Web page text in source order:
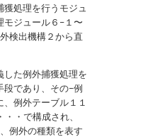
処理を行うモジュ
モジュール６−１〜
検出機構２から直
した例外捕獲処理を
であり、その−例
例外テーブル１１
・で構成され、
例外の種類を表す